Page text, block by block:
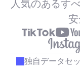
人気のあるす
独自データセ